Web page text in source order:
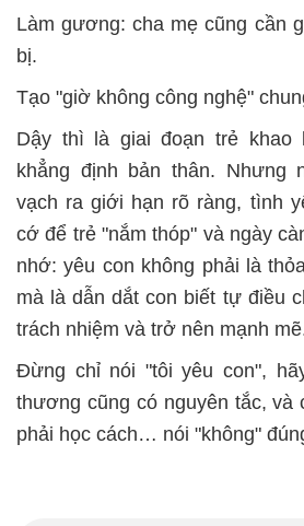
Làm gương: cha mẹ cũng cần
bị.
Tạo "giờ không công nghệ"
Dậy thì là giai đoạn trẻ khao
khẳng định bản thân. Nhưng
vạch ra giới hạn rõ ràng, tình
cớ để trẻ "nắm thóp" và ngày
nhớ: yêu con không phải là
mà là dẫn dắt con biết tự điều
trách nhiệm và trở nên mạnh
Đừng chỉ nói "tôi yêu con",
thương cũng có nguyên tắc, và
phải học cách… nói "không"